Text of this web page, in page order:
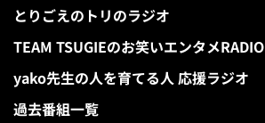
とりごえのトリのラジオ
TEAM TSUGIEのお笑いエンタメRADIO
yako先生の人を育てる人 応援ラジオ
過去番組一覧